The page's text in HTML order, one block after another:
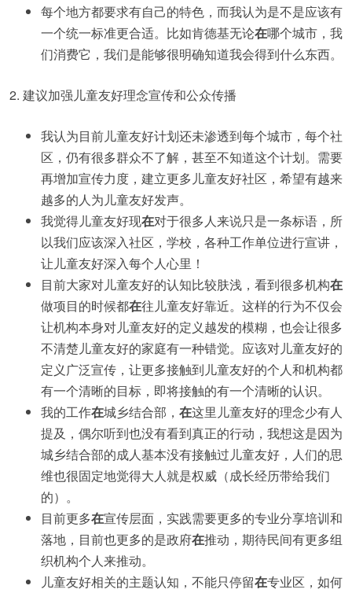
每个地方都要求有自己的特色，而我认为是不是应该有
一个统一标准更合适。比如肯德基无论在哪个城市，我
们消费它，我们是能够很明确知道我会得到什么东西。
2. 建议加强儿童友好理念宣传和公众传播
我认为目前儿童友好计划还未渗透到每个城市，每个社
区，仍有很多群众不了解，甚至不知道这个计划。需要
再增加宣传力度，建立更多儿童友好社区，希望有越来
越多的人为儿童友好发声。
我觉得儿童友好现在对于很多人来说只是一条标语，所
以我们应该深入社区，学校，各种工作单位进行宣讲，
让儿童友好深入每个人心里！
目前大家对儿童友好的认知比较肤浅，看到很多机构在
做项目的时候都在往儿童友好靠近。这样的行为不仅会
让机构本身对儿童友好的定义越发的模糊，也会让很多
不清楚儿童友好的家庭有一种错觉。应该对儿童友好的
定义广泛宣传，让更多接触到儿童友好的个人和机构都
有一个清晰的目标，即将接触的有一个清晰的认识。
我的工作在城乡结合部， 在这里儿童友好的理念少有人
提及，偶尔听到也没有看到真正的行动，我想这是因为
城乡结合部的成人基本没有接触过儿童友好，人们的思
维也很固定地觉得大人就是权威（成长经历带给我们
的）。
目前更多在宣传层面，实践需要更多的专业分享培训和
落地，目前也更多的是政府在推动，期待民间有更多组
织机构个人来推动。
儿童友好相关的主题认知，不能只停留在专业区，如何